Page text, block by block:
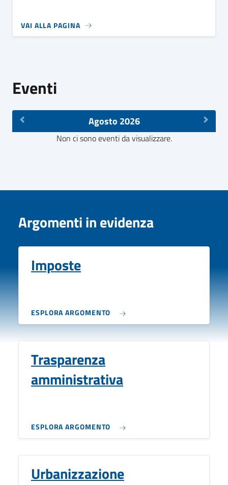
VAI ALLA PAGINA
Eventi
Agosto 2026
Non ci sono eventi da visualizzare.
Argomenti in evidenza
Imposte
ESPLORA ARGOMENTO
Trasparenza
amministrativa
ESPLORA ARGOMENTO
Urbanizzazione